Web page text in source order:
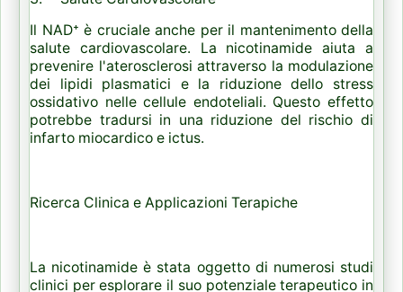
Il NAD⁺ è cruciale anche per il mantenimento della
salute cardiovascolare. La nicotinamide aiuta a
prevenire l'aterosclerosi attraverso la modulazione
dei lipidi plasmatici e la riduzione dello stress
ossidativo nelle cellule endoteliali. Questo effetto
potrebbe tradursi in una riduzione del rischio di
infarto miocardico e ictus.
Ricerca Clinica e Applicazioni Terapiche
La nicotinamide è stata oggetto di numerosi studi
clinici per esplorare il suo potenziale terapeutico in